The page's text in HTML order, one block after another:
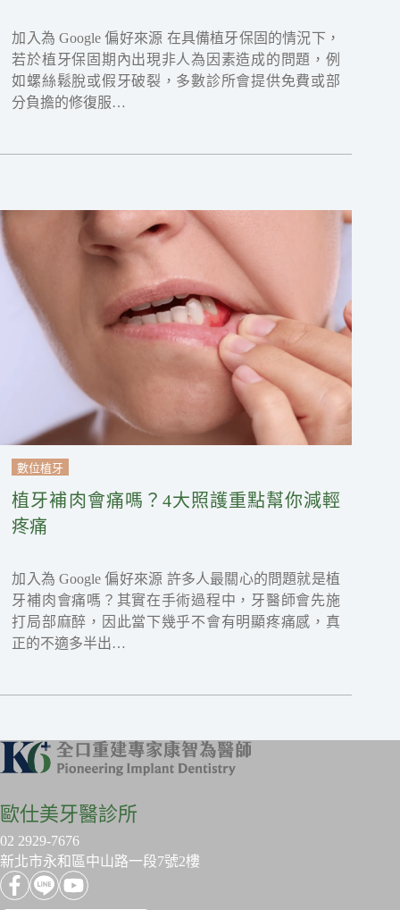
加入為 Google 偏好來源 在具備植牙保固的情況下，
若於植牙保固期內出現非人為因素造成的問題，例
如螺絲鬆脫或假牙破裂，多數診所會提供免費或部
分負擔的修復服…
數位植牙
植牙補肉會痛嗎？4大照護重點幫你減輕
疼痛
加入為 Google 偏好來源 許多人最關心的問題就是植
牙補肉會痛嗎？其實在手術過程中，牙醫師會先施
打局部麻醉，因此當下幾乎不會有明顯疼痛感，真
正的不適多半出…
歐仕美牙醫診所
02 2929-7676
新北市永和區中山路一段7號2樓